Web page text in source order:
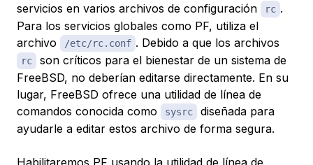
servicios en varios archivos de configuración
rc .
Para los servicios globales como PF, utiliza el
archivo
/etc/rc.conf . Debido a que los archivos
rc
son críticos para el bienestar de un sistema de
FreeBSD, no deberían editarse directamente. En su
lugar, FreeBSD ofrece una utilidad de línea de
comandos conocida como
sysrc
diseñada para
ayudarle a editar estos archivo de forma segura.
Habilitaremos PF usando la utilidad de línea de